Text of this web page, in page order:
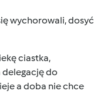
wychorowali, dosyć
ciastka,
delegację do
a doba nie chce